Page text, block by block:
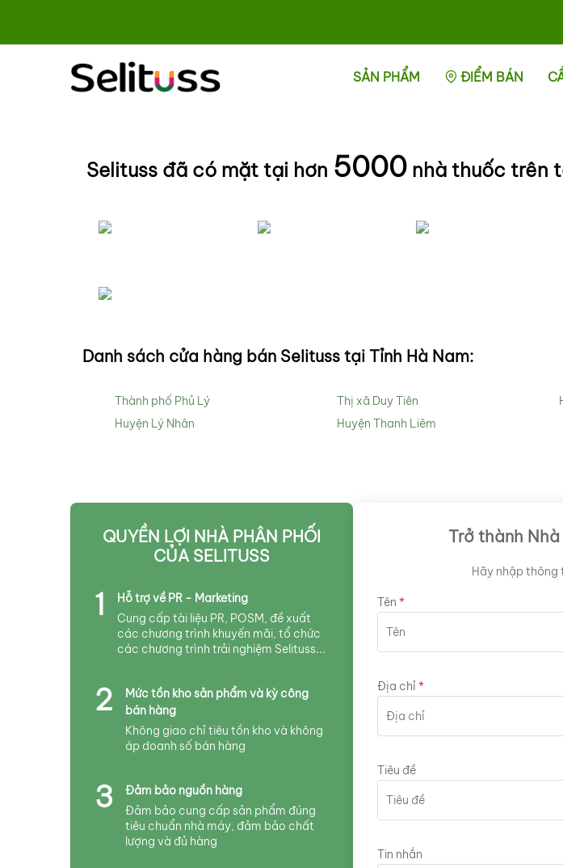
SẢN PHẨM ĐIỂM BÁN
Selituss đã có mặt tại hơn 5000 nhà thuốc trên
Danh sách cửa hàng bán Selituss tại Tỉnh Hà Nam:
Thành phố Phủ Lý Thị xã Duy Tiên
Huyện Lý Nhân
Huyện Thanh Liêm
QUYỀN LỢI NHÀ PHÂN PHỐI
CỦA SELITUSS
1
Hỗ trợ về PR - Marketing
Cung cấp tài liệu PR, POSM, đề xuất
các chương trình khuyến mãi, tổ chức
các chương trình trải nghiệm Selituss...
2
Mức tồn kho sản phẩm và kỳ công
bán hàng
Không giao chỉ tiêu tồn kho và không
áp doanh số bán hàng
3
Đảm bảo nguồn hàng
Đảm bảo cung cấp sản phẩm đúng
tiêu chuẩn nhà máy, đảm bảo chất
lượng và đủ hàng
Trở thành
Hãy nhập thông
Tên
Địa chỉ
Tiêu đề
Tin nhắn